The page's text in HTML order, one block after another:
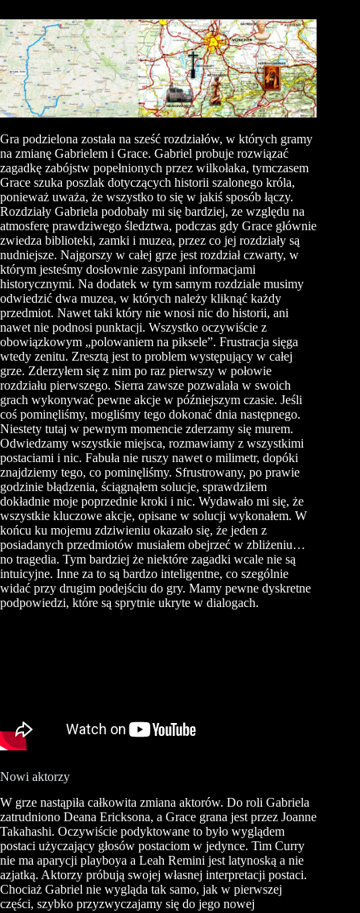
Gra podzielona została na sześć rozdziałów, w których gramy
na zmianę Gabrielem i Grace. Gabriel probuje rozwiązać
zagadkę zabójstw popełnionych przez wilkołaka, tymczasem
Grace szuka poszlak dotyczących historii szalonego króla,
ponieważ uważa, że wszystko to się w jakiś sposób łączy.
Rozdziały Gabriela podobały mi się bardziej, ze względu na
atmosferę prawdziwego śledztwa, podczas gdy Grace głównie
zwiedza biblioteki, zamki i muzea, przez co jej rozdziały są
nudniejsze. Najgorszy w całej grze jest rozdział czwarty, w
którym jesteśmy dosłownie zasypani informacjami
historycznymi. Na dodatek w tym samym rozdziale musimy
odwiedzić dwa muzea, w których należy kliknąć każdy
przedmiot. Nawet taki który nie wnosi nic do historii, ani
nawet nie podnosi punktacji. Wszystko oczywiście z
obowiązkowym „polowaniem na piksele”. Frustracja sięga
wtedy zenitu. Zresztą jest to problem występujący w całej
grze. Zderzyłem się z nim po raz pierwszy w połowie
rozdziału pierwszego. Sierra zawsze pozwalała w swoich
grach wykonywać pewne akcje w późniejszym czasie. Jeśli
coś pominęliśmy, mogliśmy tego dokonać dnia następnego.
Niestety tutaj w pewnym momencie zderzamy się murem.
Odwiedzamy wszystkie miejsca, rozmawiamy z wszystkimi
postaciami i nic. Fabuła nie ruszy nawet o milimetr, dopóki
znajdziemy tego, co pominęliśmy. Sfrustrowany, po prawie
godzinie błądzenia, ściągnąłem solucje, sprawdziłem
dokładnie moje poprzednie kroki i nic. Wydawało mi się, że
wszystkie kluczowe akcje, opisane w solucji wykonałem. W
końcu ku mojemu zdziwieniu okazało się, że jeden z
posiadanych przedmiotów musiałem obejrzeć w zbliżeniu…
no tragedia. Tym bardziej że niektóre zagadki wcale nie są
intuicyjne. Inne za to są bardzo inteligentne, co szególnie
widać przy drugim podejściu do gry. Mamy pewne dyskretne
podpowiedzi, które są sprytnie ukryte w dialogach.
Nowi aktorzy
W grze nastąpiła całkowita zmiana aktorów. Do roli Gabriela
zatrudniono Deana Ericksona, a Grace grana jest przez Joanne
Takahashi. Oczywiście podyktowane to było wyglądem
postaci użyczający głosów postaciom w jedynce. Tim Curry
nie ma aparycji playboya a Leah Remini jest latynoską a nie
azjatką. Aktorzy próbują swojej własnej interpretacji postaci.
Chociaż Gabriel nie wygląda tak samo, jak w pierwszej
części, szybko przyzwyczajamy się do jego nowej